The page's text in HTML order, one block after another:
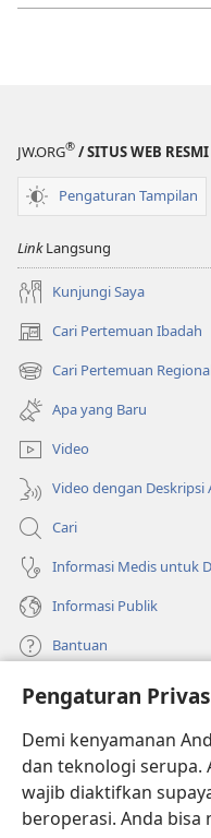
Pengaturan
Demi kenyamanan
dan teknologi serupa.
wajib diaktifkan
beroperasi. Anda
JW.ORG® / SITUS WEB
Pengaturan Tampilan
LinkLangsung
Kunjungi Saya
Cari Pertemuan Ibadah
(terbuka
di
window
baru)
Cari Pertemuan
(terbuka
di
window
baru)
Apa yang Baru
Video
Video dengan Deskripsi
Cari
Informasi Medis untuk
Informasi Publik
Bantuan
Sumbangan
(terbuka
di
window
baru)
PERPUSTAKAAN
(terbuka
di
window
(terbuka